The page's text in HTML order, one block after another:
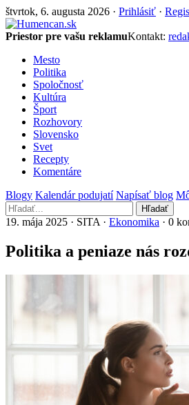
štvrtok, 6. augusta 2026 · Prihlásiť ·
Priestor pre vašu reklamuKontakt:
Mesto
Politika
Spoločnosť
Kultúra
Šport
Rozhovory
Slovensko
Svet
Recepty
Komentáre
Blogy Kalendár podujatí Napísať blog
Hľadať
19. mája 2025 · SITA · Ekonomika · 0
Politika a peniaze nás